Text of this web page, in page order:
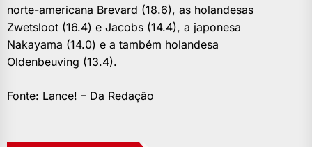
norte-americana Brevard (18.6), as holandesas
Zwetsloot (16.4) e Jacobs (14.4), a japonesa
Nakayama (14.0) e a também holandesa
Oldenbeuving (13.4).
Fonte: Lance! – Da Redação